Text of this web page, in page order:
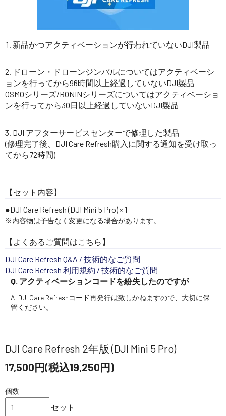
新品かつアクティベーションが行われていないDJI製品
ドローン・ドローンジンバルについてはアクティベーシ
ョンを行ってから96時間以上経過していないDJI製品
OSMOシリーズ/RONINシリーズについてはアクティベーショ
ンを行ってから30日以上経過していないDJI製品
DJI アフターサービスセンターで修理した製品
(修理完了後、DJI Care Refresh購入に関する通知を受け取っ
てから72時間)
【セット内容】
DJI Care Refresh (DJI Mini 5 Pro) × 1
※内容物は予告なく変更になる場合があります。
【よくあるご質問はこちら】
DJI Care Refresh Q&A / 技術的なご質問
DJI Care Refresh 利用規約 / 技術的なご質問
Q. アクティベーションコードを紛失したのですが
A. DJI Care Refreshコード再発行は致しかねますので、大切に保
管ください。
DJI Care Refresh 2年版 (DJI Mini 5 Pro)
17,500円(税込19,250円)
個数
セット